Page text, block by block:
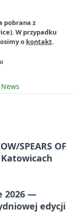
pobrana z
W przypadku
o kontakt.
SPEARS OF
2026 —
edycji